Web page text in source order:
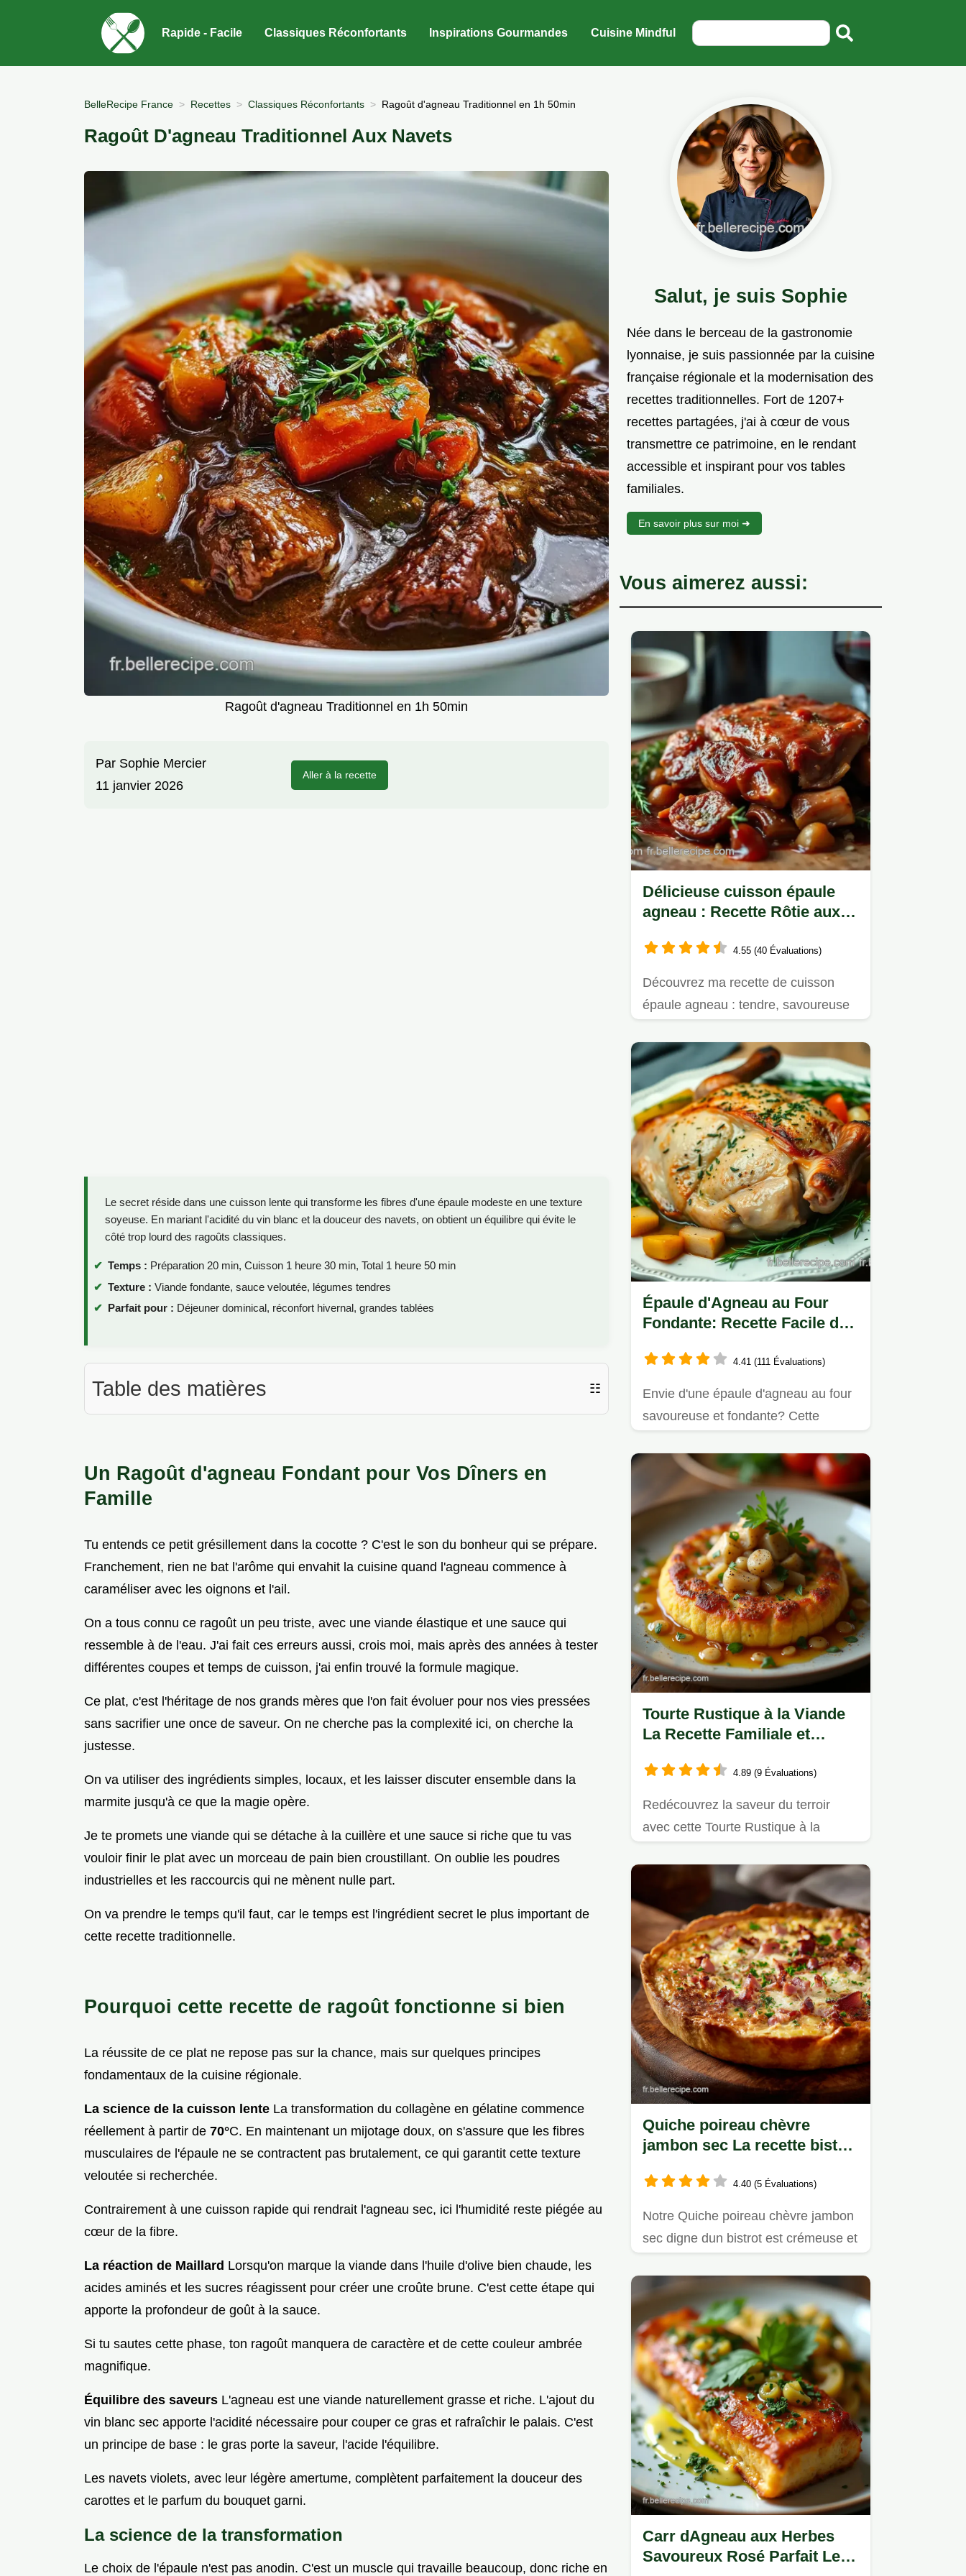
Rapide - Facile Classiques Réconfortants Inspirations Gourmandes Cuisine Mindful
BelleRecipe France Recettes Classiques Réconfortants Ragoût d'agneau Traditionnel en 1h 50min
Ragoût D'agneau Traditionnel Aux Navets
Ragoût d'agneau Traditionnel en 1h 50min
Par Sophie Mercier
11 janvier 2026
Aller à la recette
Le secret réside dans une cuisson lente qui transforme les fibres d'une épaule modeste en une texture
soyeuse. En mariant l'acidité du vin blanc et la douceur des navets, on obtient un équilibre qui évite le
côté trop lourd des ragoûts classiques.
Temps : Préparation 20 min, Cuisson 1 heure 30 min, Total 1 heure 50 min
Texture : Viande fondante, sauce veloutée, légumes tendres
Parfait pour : Déjeuner dominical, réconfort hivernal, grandes tablées
Table des matières ☷
Un Ragoût d'agneau Fondant pour Vos Dîners en
Famille
Tu entends ce petit grésillement dans la cocotte ? C'est le son du bonheur qui se prépare.
Franchement, rien ne bat l'arôme qui envahit la cuisine quand l'agneau commence à
caraméliser avec les oignons et l'ail.
On a tous connu ce ragoût un peu triste, avec une viande élastique et une sauce qui
ressemble à de l'eau. J'ai fait ces erreurs aussi, crois moi, mais après des années à tester
différentes coupes et temps de cuisson, j'ai enfin trouvé la formule magique.
Ce plat, c'est l'héritage de nos grands mères que l'on fait évoluer pour nos vies pressées
sans sacrifier une once de saveur. On ne cherche pas la complexité ici, on cherche la
justesse.
On va utiliser des ingrédients simples, locaux, et les laisser discuter ensemble dans la
marmite jusqu'à ce que la magie opère.
Je te promets une viande qui se détache à la cuillère et une sauce si riche que tu vas
vouloir finir le plat avec un morceau de pain bien croustillant. On oublie les poudres
industrielles et les raccourcis qui ne mènent nulle part.
On va prendre le temps qu'il faut, car le temps est l'ingrédient secret le plus important de
cette recette traditionnelle.
Pourquoi cette recette de ragoût fonctionne si bien
La réussite de ce plat ne repose pas sur la chance, mais sur quelques principes
fondamentaux de la cuisine régionale.
La science de la cuisson lente La transformation du collagène en gélatine commence
réellement à partir de 70°C. En maintenant un mijotage doux, on s'assure que les fibres
musculaires de l'épaule ne se contractent pas brutalement, ce qui garantit cette texture
veloutée si recherchée.
Contrairement à une cuisson rapide qui rendrait l'agneau sec, ici l'humidité reste piégée au
cœur de la fibre.
La réaction de Maillard Lorsqu'on marque la viande dans l'huile d'olive bien chaude, les
acides aminés et les sucres réagissent pour créer une croûte brune. C'est cette étape qui
apporte la profondeur de goût à la sauce.
Si tu sautes cette phase, ton ragoût manquera de caractère et de cette couleur ambrée
magnifique.
Équilibre des saveurs L'agneau est une viande naturellement grasse et riche. L'ajout du
vin blanc sec apporte l'acidité nécessaire pour couper ce gras et rafraîchir le palais. C'est
un principe de base : le gras porte la saveur, l'acide l'équilibre.
Les navets violets, avec leur légère amertume, complètent parfaitement la douceur des
carottes et le parfum du bouquet garni.
La science de la transformation
Le choix de l'épaule n'est pas anodin. C'est un muscle qui travaille beaucoup, donc riche en
Salut, je suis Sophie
Née dans le berceau de la gastronomie
lyonnaise, je suis passionnée par la cuisine
française régionale et la modernisation des
recettes traditionnelles. Fort de 1207+
recettes partagées, j'ai à cœur de vous
transmettre ce patrimoine, en le rendant
accessible et inspirant pour vos tables
familiales.
En savoir plus sur moi ➜
Vous aimerez aussi:
Délicieuse cuisson épaule
agneau : Recette Rôtie aux
4.55 (40 Évaluations)
Découvrez ma recette de cuisson
épaule agneau : tendre, savoureuse
Épaule d'Agneau au Four
Fondante: Recette Facile de
4.41 (111 Évaluations)
Envie d'une épaule d'agneau au four
savoureuse et fondante? Cette
Tourte Rustique à la Viande
La Recette Familiale et
4.89 (9 Évaluations)
Redécouvrez la saveur du terroir
avec cette Tourte Rustique à la
Quiche poireau chèvre
jambon sec La recette bistrot
4.40 (5 Évaluations)
Notre Quiche poireau chèvre jambon
sec digne dun bistrot est crémeuse et
Carr dAgneau aux Herbes
Savoureux Rosé Parfait Le